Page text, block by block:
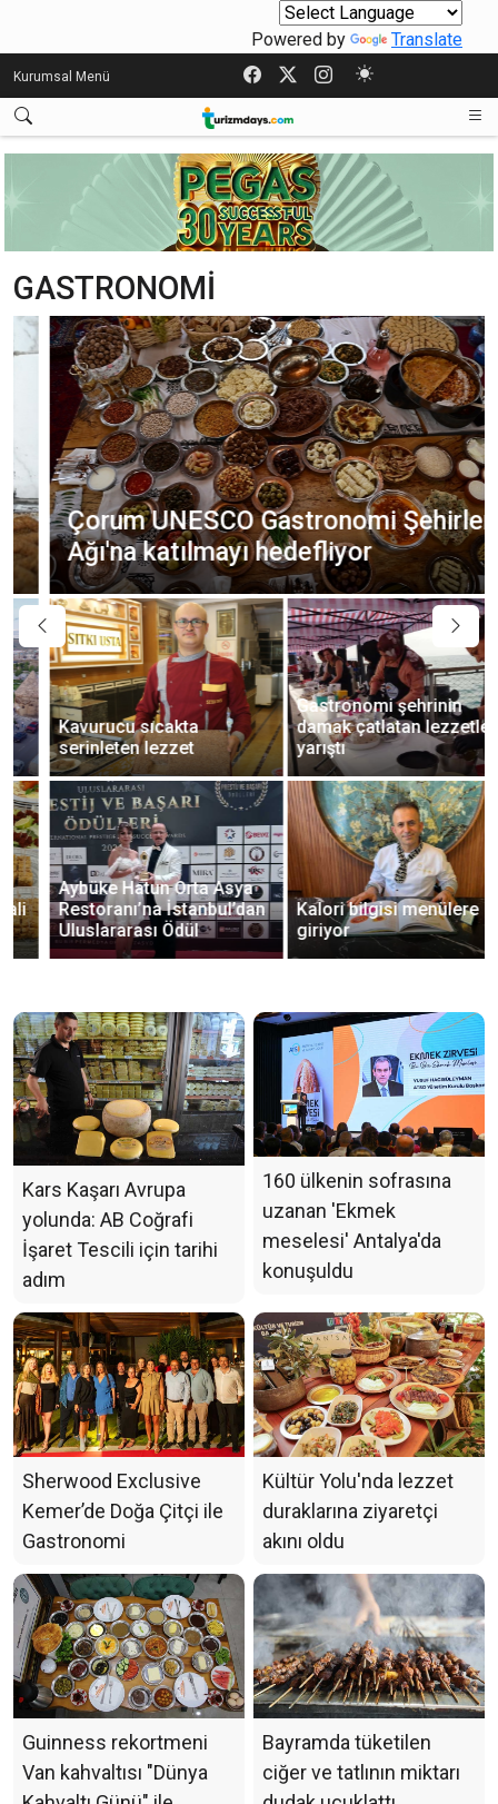
Powered by Translate
Kurumsal Menü
GASTRONOMİ
Çorum UNESCO Gastronomi Şehirleri
Ağı'na katılmayı hedefliyor
Kavurucu sıcakta
serinleten lezzet
Gastronomi şehrinin
damak çatlatan lezzetleri
yarıştı
Aybüke Hatun Orta Asya
Restoranı’na İstanbul’dan
Uluslararası Ödül
Kalori bilgisi menülere
giriyor
Kars Kaşarı Avrupa
yolunda: AB Coğrafi
İşaret Tescili için tarihi
adım
160 ülkenin sofrasına
uzanan 'Ekmek
meselesi' Antalya'da
konuşuldu
Sherwood Exclusive
Kemer’de Doğa Çitçi ile
Gastronomi
Kültür Yolu'nda lezzet
duraklarına ziyaretçi
akını oldu
Guinness rekortmeni
Van kahvaltısı "Dünya
Bayramda tüketilen
ciğer ve tatlının miktarı